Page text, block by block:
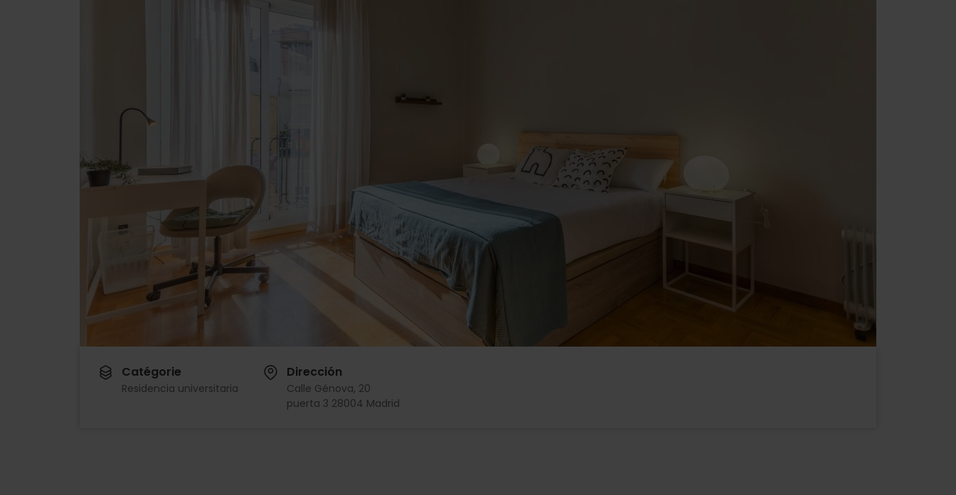
Catégorie
Residencia universitaria
Dirección
Calle Génova, 20
puerta 3 28004 Madrid